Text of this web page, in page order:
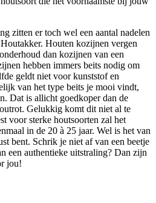
zitten er toch wel een aantal nadelen
Houten kozijnen vergen
dan kozijnen van een
hebben immers beits nodig om
geldt niet voor kunststof en
van het type beits je mooi vindt,
Dat is allicht goedkoper dan de
Gelukkig komt dit niet al te
voor sterke houtsoorten zal het
in de 20 à 25 jaar. Wel is het van
bent. Schrik je niet af van een beetje
een authentieke uitstraling? Dan zijn
jou!